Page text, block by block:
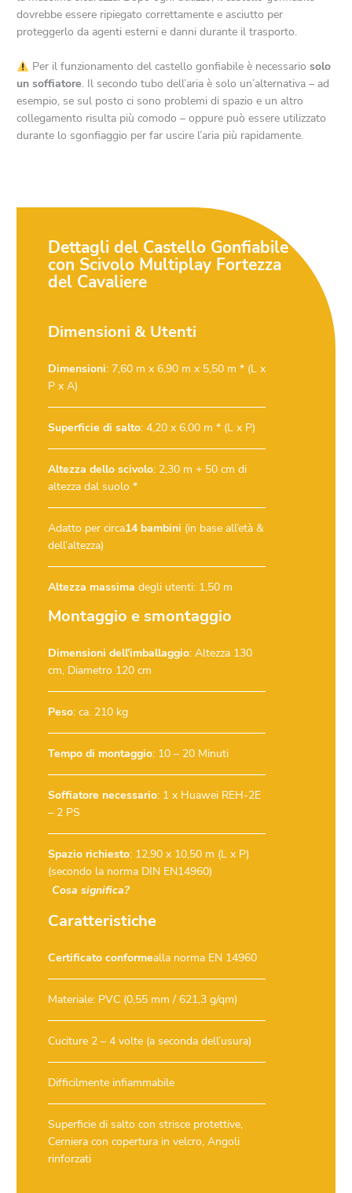
dovrebbe essere ripiegato correttamente e asciutto per
proteggerlo da agenti esterni e danni durante il trasporto.
Per il funzionamento del castello gonfiabile è necessario solo
un soffiatore. Il secondo tubo dell’aria è solo un’alternativa – ad
esempio, se sul posto ci sono problemi di spazio e un altro
collegamento risulta più comodo – oppure può essere utilizzato
durante lo sgonfiaggio per far uscire l’aria più rapidamente.
Dettagli del Castello Gonfiabile
con Scivolo Multiplay Fortezza
del Cavaliere
Dimensioni & Utenti
Dimensioni: 7,60 m x 6,90 m x 5,50 m * (L x
P x A)
Superficie di salto: 4,20 x 6,00 m * (L x P)
Altezza dello scivolo: 2,30 m + 50 cm di
altezza dal suolo *
Adatto per circa14 bambini (in base all’età &
dell’altezza)
Altezza massima degli utenti: 1,50 m
Montaggio e smontaggio
Dimensioni dell’imballaggio: Altezza 130
cm, Diametro 120 cm
Peso: ca. 210 kg
Tempo di montaggio: 10 – 20 Minuti
Soffiatore necessario: 1 x Huawei REH-2E
– 2 PS
Spazio richiesto: 12,90 x 10,50 m (L x P)
(secondo la norma DIN EN14960)
Cosa significa?
Caratteristiche
Certificato conformealla norma EN 14960
Materiale: PVC (0,55 mm / 621,3 g/qm)
Cuciture 2 – 4 volte (a seconda dell’usura)
Difficilmente infiammabile
Superficie di salto con strisce protettive,
Cerniera con copertura in velcro, Angoli
rinforzati